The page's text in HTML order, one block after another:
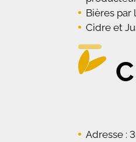
Bières par
Cidre et
Adresse :